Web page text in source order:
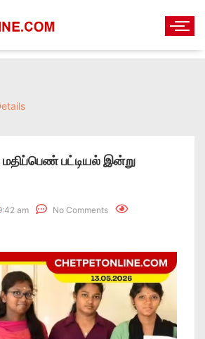
மதிப்பெண் பட்டியல் இன்று
am No Comments